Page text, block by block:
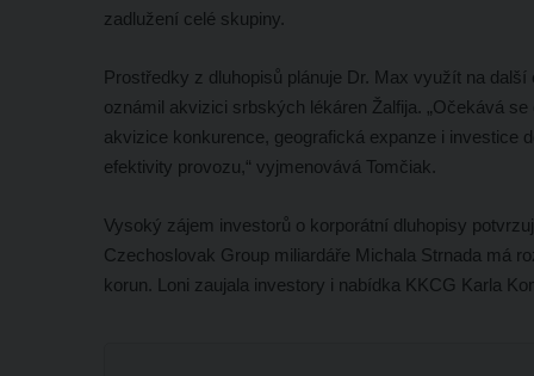
zadlužení celé skupiny.
Prostředky z dluhopisů plánuje Dr. Max využít na
oznámil akvizici srbských lékáren Žalfija. „Očekává
akvizice konkurence, geografická expanze i investice
efektivity provozu,“ vyjmenovává Tomčiak.
Vysoký zájem investorů o korporátní dluhopisy
Czechoslovak Group miliardáře Michala Strnada má
korun. Loni zaujala investory i nabídka KKCG Karla